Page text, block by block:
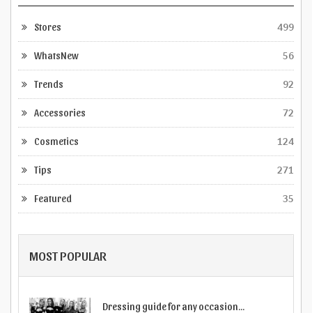
Stores 499
WhatsNew 56
Trends 92
Accessories 72
Cosmetics 124
Tips 271
Featured 35
MOST POPULAR
Dressing guide for any occasion...